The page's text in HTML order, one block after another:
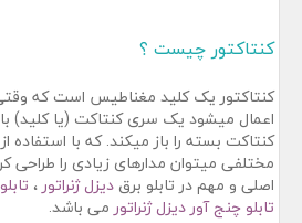
کنتاکتور چیست ؟
کنتاکتور یک کلید مغناطیس است که
اعمال میشود یک سری کنتاکت (یا کلید)
کنتاکت بسته را باز میکند. که با استفاده
مختلفی میتوان مدارهای زیادی را طراحی
اصلی و مهم در تابلو برقدیزل ژنراتور،
تابلو چنج آور دیزل ژنراتورمی باشد.